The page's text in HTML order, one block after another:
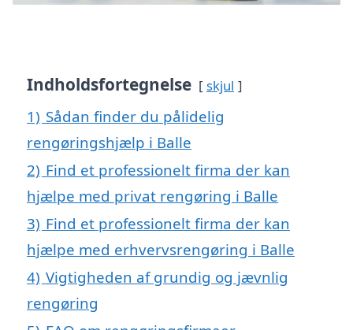
Indholdsfortegnelse skjul
1) Sådan finder du pålidelig
rengøringshjælp i Balle
2) Find et professionelt firma der kan
hjælpe med privat rengøring i Balle
3) Find et professionelt firma der kan
hjælpe med erhvervsrengøring i Balle
4) Vigtigheden af grundig og jævnlig
rengøring